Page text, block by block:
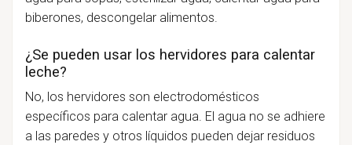
biberones, descongelar alimentos.
¿Se pueden usar los hervidores para calentar
leche?
No, los hervidores son electrodomésticos
específicos para calentar agua. El agua no se adhiere
a las paredes y otros líquidos pueden dejar residuos